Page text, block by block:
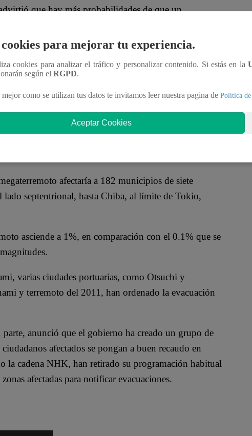
que hay más probabilidades de que un
posibilidad de la aparición de tsunamis de alta
Kihara, indicó que, hasta el momento, no se han
en todo el país.
de la posible aparición de un
8.0 grados o más.
afectaría a 182 municipios de siete
lado septentrional, hasta Chiba, al límite de Tokio,
asciende a 1%, en comparación con el 0.1% que se
varias ciudades portuarias, como Otsuchi y
y terremoto del 2011, han ordenado la evacuación
anunció que el gobierno ha creado un grupo de
afectados se pongan a buen recaudo en
la cadena NHK, han retirado su programación habitual
afectadas para notificar evacuaciones.
cookies para mejorar tu experiencia.
cookies para analizar el tráfico y personalizar contenido. Si estás en la
según el RGPD.
mejor como se utilizan tus datos te invitamos leer nuestra pagina de Política
Aceptar Cookies